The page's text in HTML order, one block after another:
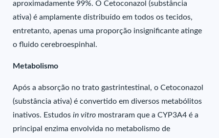
aproximadamente 99%. O Cetoconazol (substância
ativa) é amplamente distribuído em todos os tecidos,
entretanto, apenas uma proporção insignificante atinge
o fluido cerebroespinhal.
Metabolismo
Após a absorção no trato gastrintestinal, o Cetoconazol
(substância ativa) é convertido em diversos metabólitos
inativos. Estudosin vitro mostraram que a CYP3A4 é a
principal enzima envolvida no metabolismo de